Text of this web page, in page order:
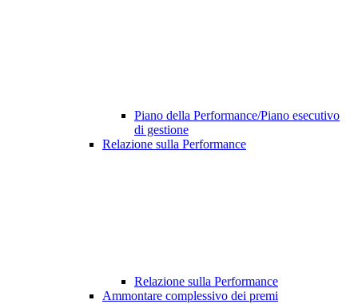
Piano della Performance/Piano esecutivo
di gestione
Relazione sulla Performance
Relazione sulla Performance
Ammontare complessivo dei premi